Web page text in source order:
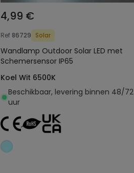
4,99 €
Ref 86729 Solar
Wandlamp Outdoor Solar LED met
Schemersensor IP65
Koel Wit 6500K
Beschikbaar, levering binnen 48/72
uur